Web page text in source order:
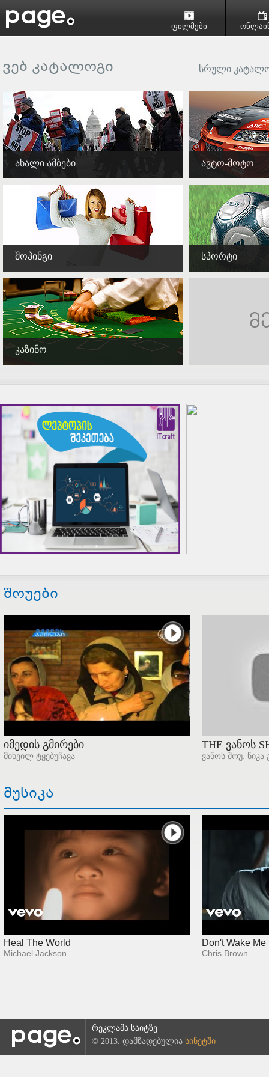
ფილმები
ვებ კატალოგი სრული
ახალი ამბები ავტო-მოტო
შოპინგი სპორტი
კაზინო
შოუები
იმედის გმირები
მიხეილ ტყებუჩავა
THE ვანოს
ვანოს შოუ: ნიკა
მუსიკა
Heal The World
Michael Jackson
Don't Wake Me
Chris Brown
რეკლამა საიტზე
© 2013. დამზადებულია სინეტში